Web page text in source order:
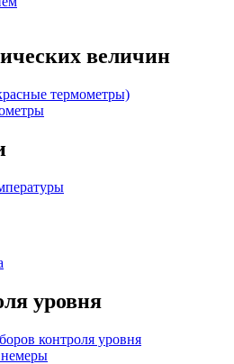
величин
термометры)
уровня
контроля уровня